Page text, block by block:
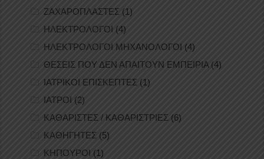
ΖΑΧΑΡΟΠΛΑΣΤΕΣ (1)
ΗΛΕΚΤΡΟΛΟΓΟΙ (4)
ΗΛΕΚΤΡΟΛΟΓΟΙ ΜΗΧΑΝΟΛΟΓΟΙ (4)
ΘΕΣΕΙΣ ΠΟΥ ΔΕΝ ΑΠΑΙΤΟΥΝ ΕΜΠΕΙΡΙΑ(4)
ΙΑΤΡΙΚΟΙ ΕΠΙΣΚΕΠΤΕΣ (1)
ΙΑΤΡΟΙ (2)
ΚΑΘΑΡΙΣΤΕΣ / ΚΑΘΑΡΙΣΤΡΙΕΣ (6)
ΚΑΘΗΓΗΤΕΣ (5)
ΚΗΠΟΥΡΟΙ (1)